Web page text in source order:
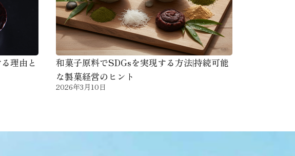
理由と
和菓子原料でSDGsを実現する方法|持続可能
な製菓経営のヒント
2026年3月10日